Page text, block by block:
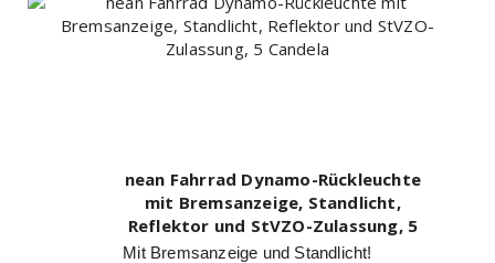
nean Fahrrad Dynamo-Rückleuchte
mit Bremsanzeige, Standlicht,
Reflektor und StVZO-Zulassung, 5
Candela
Mit Bremsanzeige und Standlicht!